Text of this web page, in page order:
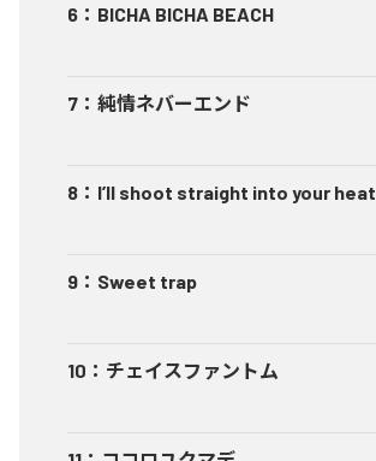
6 ： BICHA BICHA BEACH
7 ： 純情ネバーエンド
8 ： I’ll shoot straight into your heat
9 ： Sweet trap
10 ： チェイスファントム